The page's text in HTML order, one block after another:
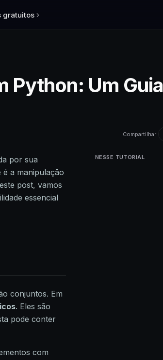
gratuitos
Python: Um Guia
Compartilhar
por sua
é a manipulação
post, vamos
essencial
conjuntos. Em
. Eles são
pode conter
com
NESSE TUTORIAL